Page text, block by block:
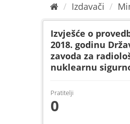
Izdavači
Izvješće o
2018. godinu
zavoda za
nuklearnu
Pratitelji
0